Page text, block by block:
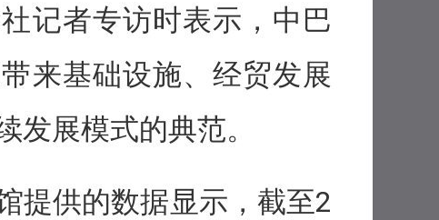
记者专访时表示，中巴
来基础设施、经贸发展
发展模式的典范。
提供的数据显示，截至2